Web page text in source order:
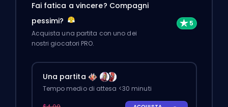
Fai fatica a vincere? Compagni
pessimi?
Acquista una partita con uno dei
nostri giocatori PRO.
Una partita
Tempo medio di attesa <30 minuti